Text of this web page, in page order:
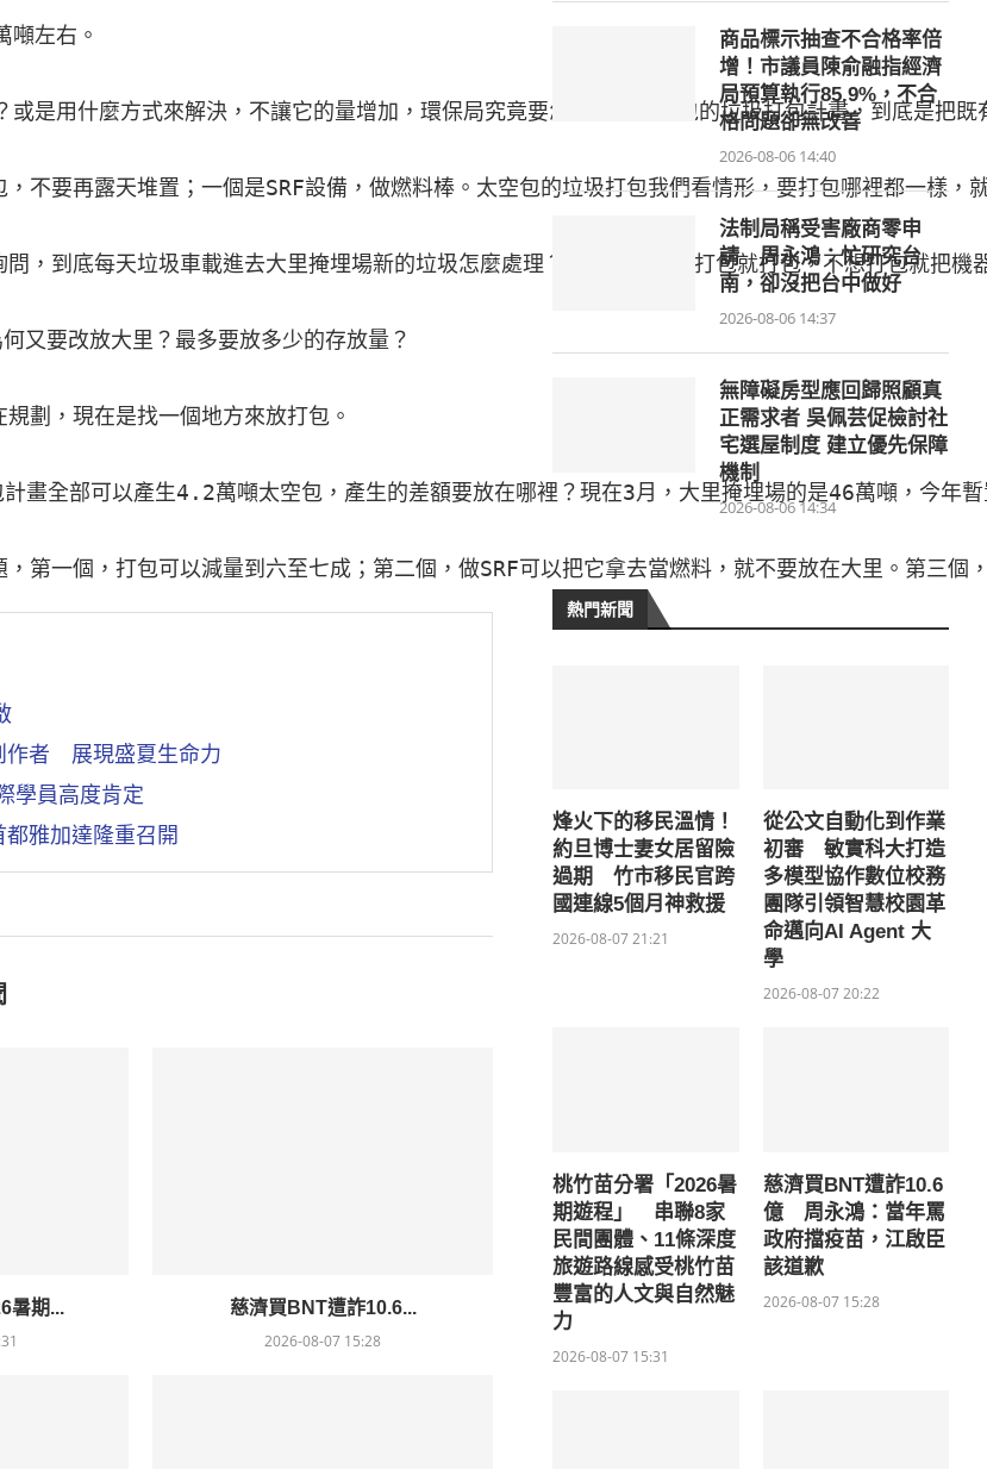
左右。
是用什麼方式來解決，不讓它的量增加，環保局究竟要怎麼做？太空包的垃圾打包計畫，到底是把
不要再露天堆置；一個是SRF設備，做燃料棒。太空包的垃圾打包我們看情形，要打包哪裡都一樣，
，到底每天垃圾車載進去大里掩埋場新的垃圾怎麼處理？難道是今天想打包就打包，不想打包就把
又要改放大里？最多要放多少的存放量？
劃，現在是找一個地方來放打包。
畫全部可以產生4.2萬噸太空包，產生的差額要放在哪裡？現在3月，大里掩埋場的是46萬噸，今年
第一個，打包可以減量到六至七成；第二個，做SRF可以把它拿去當燃料，就不要放在大里。第三
作者 展現盛夏生命力
學員高度肯定
雅加達隆重召開
暑期...
慈濟買BNT遭詐10.6...
2026-08-07 15:28
商品標示抽查不合格率倍
增！市議員陳俞融指經濟
局預算執行85.9%，不合
格問題卻無改善
2026-08-06 14:40
法制局稱受害廠商零申
請 周永鴻：忙研究台
南，卻沒把台中做好
2026-08-06 14:37
無障礙房型應回歸照顧真
正需求者 吳佩芸促檢討社
宅選屋制度 建立優先保障
機制
2026-08-06 14:34
熱門新聞
烽火下的移民溫情！
約旦博士妻女居留險
過期 竹市移民官跨
國連線5個月神救援
2026-08-07 21:21
從公文自動化到作業
初審 敏實科大打造
多模型協作數位校務
團隊引領智慧校園革
命邁向AI Agent 大
學
2026-08-07 20:22
桃竹苗分署「2026暑
期遊程」 串聯8家
民間團體、11條深度
旅遊路線感受桃竹苗
豐富的人文與自然魅
力
2026-08-07 15:31
慈濟買BNT遭詐10.6
億 周永鴻：當年罵
政府擋疫苗，江啟臣
該道歉
2026-08-07 15:28